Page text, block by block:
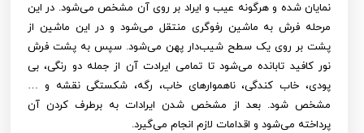
نمایان شده و هرگونه عیب و ایراد بر روی آن مشخص می‌شود. در این
مرحله فرش به ماشین رفوگری منتقل می‌شود و در این ماشین از
پشت بر روی یک سطح شیب‌دار پهن می‌شود. سپس به پشت فرش
نور کافید تابانده می‌شود تا تمامی ایرادت آن از جمله دو رنگی، بی
پودی، خاب کندگی، ناهموارهای خاب، رگه، شکستگی نقشه و …
مشخص شود. بعد از مشخص شدن ایرادات به برطرف کردن آن
پرداخته می‌شود و اقدامات لازم انجام می‌گیرد.